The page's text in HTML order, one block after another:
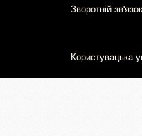
Зворотній зв'язок
Користувацька